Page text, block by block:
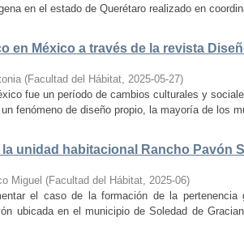
en el estado de Querétaro realizado en
en México a través de la revista
(Facultad del Hábitat, 2025-05-27)
fue un período de cambios culturales y
fenómeno de diseño propio, la mayoría de los
unidad habitacional Rancho Pavón
Miguel (Facultad del Hábitat, 2025-06)
el caso de la formación de la
ubicada en el municipio de Soledad de